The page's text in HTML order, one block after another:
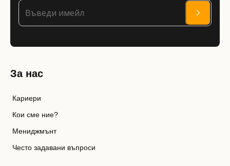
За нас
Кариери
Кои сме ние?
Мениджмънт
Често задавани въпроси